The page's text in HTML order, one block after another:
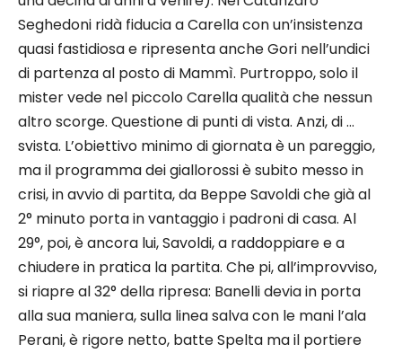
Seghedoni ridà fiducia a Carella con un’insistenza
quasi fastidiosa e ripresenta anche Gori nell’undici
di partenza al posto di Mammì. Purtroppo, solo il
mister vede nel piccolo Carella qualità che nessun
altro scorge. Questione di punti di vista. Anzi, di …
svista. L’obiettivo minimo di giornata è un pareggio,
ma il programma dei giallorossi è subito messo in
crisi, in avvio di partita, da Beppe Savoldi che già al
2° minuto porta in vantaggio i padroni di casa. Al
29°, poi, è ancora lui, Savoldi, a raddoppiare e a
chiudere in pratica la partita. Che pi, all’improvviso,
si riapre al 32° della ripresa: Banelli devia in porta
alla sua maniera, sulla linea salva con le mani l’ala
Perani, è rigore netto, batte Spelta ma il portiere